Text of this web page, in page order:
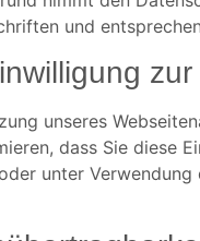
und
unseres
dass Sie diese
unter